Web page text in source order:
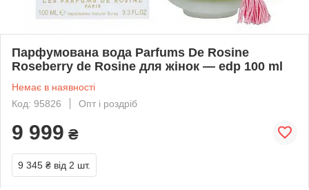
Парфумована вода Parfums De Rosine
Roseberry de Rosine для жінок — edp 100 ml
Немає в наявності
Код: 95826
Опт і роздріб
9 999 ₴
9 345 ₴ від 2 шт.